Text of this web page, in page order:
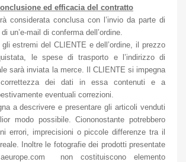
ed efficacia del contratto
considerata conclusa con l’invio da parte di
un’e-mail di conferma dell’ordine.
gli estremi del CLIENTE e dell’ordine, il prezzo
le spese di trasporto e l’indirizzo di
sarà inviata la merce. Il CLIENTE si impegna
dei dati in essa contenuti e a
eventuali correzioni.
a descrivere e presentare gli articoli venduti
modo possibile. Ciononostante potrebbero
errori, imprecisioni o piccole differenze tra il
Inoltre le fotografie dei prodotti presentate
non costituiscono elemento